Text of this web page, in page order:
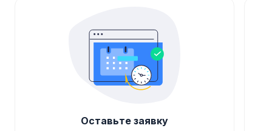
Оставьте заявку